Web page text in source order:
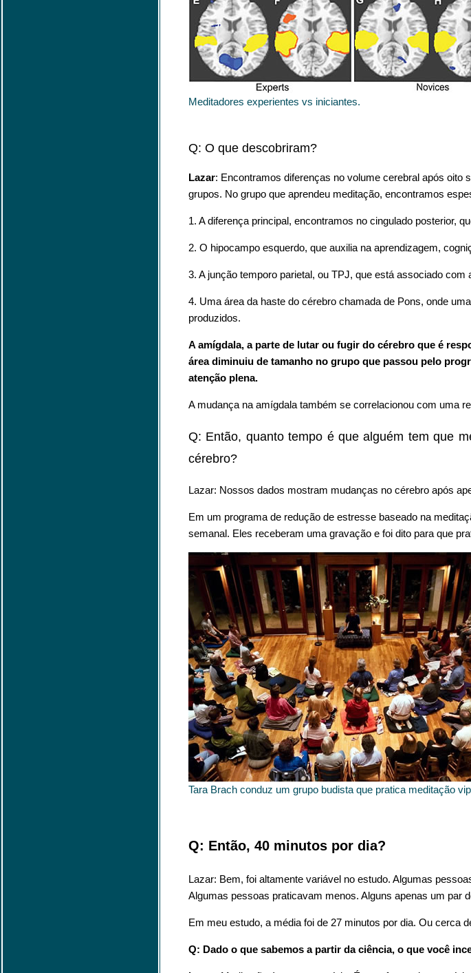
Meditadores experientes vs iniciantes.
Q: O que descobriram?
Lazar: Encontramos diferenças no volume cerebral após
grupos. No grupo que aprendeu meditação, encontramos
1. A diferença principal, encontramos no cingulado posterior,
2. O hipocampo esquerdo, que auxilia na aprendizagem,
3. A junção temporo parietal, ou TPJ, que está associado
4. Uma área da haste do cérebro chamada de Pons, onde
produzidos.
A amígdala, a parte de lutar ou fugir do cérebro que é
área diminuiu de tamanho no grupo que passou pelo
atenção plena.
A mudança na amígdala também se correlacionou com uma
Q: Então, quanto tempo é que alguém tem que
cérebro?
Lazar: Nossos dados mostram mudanças no cérebro após
Em um programa de redução de estresse baseado na
semanal. Eles receberam uma gravação e foi dito para que
Tara Brach conduz um grupo budista que pratica meditação
Q: Então, 40 minutos por dia?
Lazar: Bem, foi altamente variável no estudo. Algumas
Algumas pessoas praticavam menos. Alguns apenas um par
Em meu estudo, a média foi de 27 minutos por dia. Ou cerca
Q: Dado o que sabemos a partir da ciência, o que você